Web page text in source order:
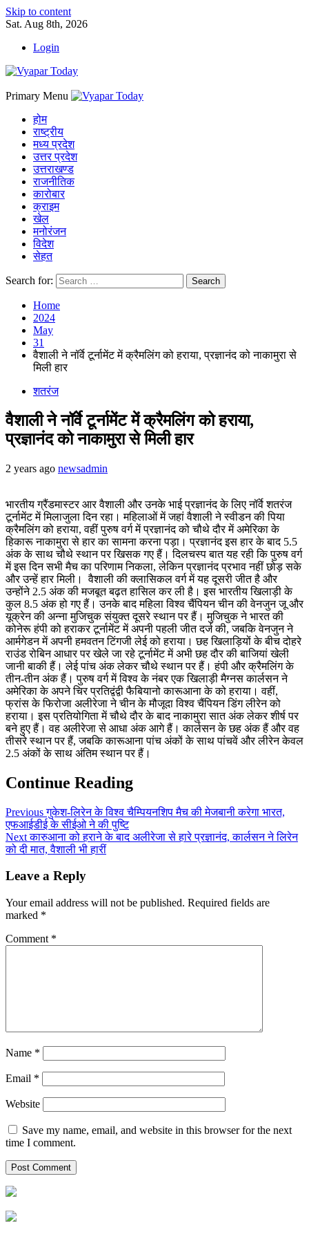
Skip to content
Sat. Aug 8th, 2026
Login
Primary Menu
होम
राष्ट्रीय
मध्य प्रदेश
उत्तर प्रदेश
उत्तराखण्ड
राजनीतिक
कारोबार
क्राइम
खेल
मनोरंजन
विदेश
सेहत
Search for:
Home
2024
May
31
वैशाली ने नॉर्वे टूर्नामेंट में क्रैमलिंग को हराया, प्रज्ञानंद को नाकामुरा से
मिली हार
शतरंज
वैशाली ने नॉर्वे टूर्नामेंट में क्रैमलिंग को हराया,
प्रज्ञानंद को नाकामुरा से मिली हार
2 years ago newsadmin
भारतीय ग्रैंडमास्टर आर वैशाली और उनके भाई प्रज्ञानंद के लिए नॉर्वे शतरंज
टूर्नामेंट में मिलाजुला दिन रहा। महिलाओं में जहां वैशाली ने स्वीडन की पिया
क्रैमलिंग को हराया, वहीं पुरुष वर्ग में प्रज्ञानंद को चौथे दौर में अमेरिका के
हिकारू नाकामुरा से हार का सामना करना पड़ा। प्रज्ञानंद इस हार के बाद 5.5
अंक के साथ चौथे स्थान पर खिसक गए हैं। दिलचस्प बात यह रही कि पुरुष वर्ग
में इस दिन सभी मैच का परिणाम निकला, लेकिन प्रज्ञानंद प्रभाव नहीं छोड़ सके
और उन्हें हार मिली। वैशाली की क्लासिकल वर्ग में यह दूसरी जीत है और
उन्होंने 2.5 अंक की मजबूत बढ़त हासिल कर ली है। इस भारतीय खिलाड़ी के
कुल 8.5 अंक हो गए हैं। उनके बाद महिला विश्व चैंपियन चीन की वेनजुन जू और
यूक्रेन की अन्ना मुजिचुक संयुक्त दूसरे स्थान पर हैं। मुजिचुक ने भारत की
कोनेरू हंपी को हराकर टूर्नामेंट में अपनी पहली जीत दर्ज की, जबकि वेनजुन ने
आर्मगेडन में अपनी हमवतन टिंगजी लेई को हराया। छह खिलाड़ियों के बीच दोहरे
राउंड रोबिन आधार पर खेले जा रहे टूर्नामेंट में अभी छह दौर की बाजियां खेली
जानी बाकी हैं। लेई पांच अंक लेकर चौथे स्थान पर हैं। हंपी और क्रैमलिंग के
तीन-तीन अंक हैं। पुरुष वर्ग में विश्व के नंबर एक खिलाड़ी मैग्नस कार्लसन ने
अमेरिका के अपने चिर प्रतिद्वंद्वी फैबियानो कारूआना के को हराया। वहीं,
फ्रांस के फिरोजा अलीरेजा ने चीन के मौजूदा विश्व चैंपियन डिंग लीरेन को
हराया। इस प्रतियोगिता में चौथे दौर के बाद नाकामुरा सात अंक लेकर शीर्ष पर
बने हुए हैं। वह अलीरेजा से आधा अंक आगे हैं। कार्लसन के छह अंक हैं और वह
तीसरे स्थान पर हैं, जबकि कारूआना पांच अंकों के साथ पांचवें और लीरेन केवल
2.5 अंकों के साथ अंतिम स्थान पर हैं।
Continue Reading
Previousगुकेश-लिरेन के विश्व चैम्पियनशिप मैच की मेजबानी करेगा भारत,
एफआईडीई के सीईओ ने की पुष्टि
Nextकारुआना को हराने के बाद अलीरेजा से हारे प्रज्ञानंद, कार्लसन ने लिरेन
को दी मात, वैशाली भी हारीं
Leave a Reply
Your email address will not be published. Required fields are
marked *
Comment *
Name *
Email *
Website
Save my name, email, and website in this browser for the next
time I comment.